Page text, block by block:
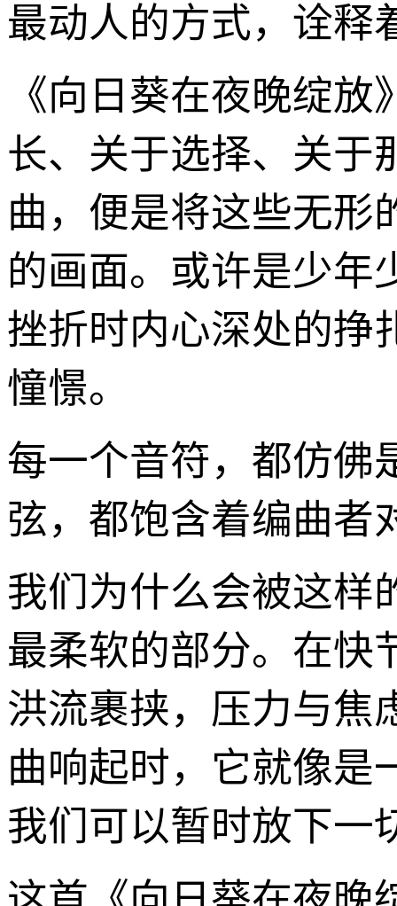
最动人的方式，诠释
《向日葵在夜晚绽
长、关于选择、关于
曲，便是将这些无形
的画面。或许是少年
挫折时内心深处的挣
憧憬。
每一个音符，都仿佛
弦，都饱含着编曲者
我们为什么会被这样
最柔软的部分。在快
洪流裹挟，压力与焦
曲响起时，它就像是
我们可以暂时放下一